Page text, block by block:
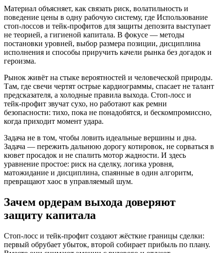
Материал объясняет, как связать риск, волатильность и
поведение цены в одну рабочую систему, где Использование
стоп-лоссов и тейк-профитов для защиты депозита выступает
не теорией, а гигиеной капитала. В фокусе — методы
постановки уровней, выбор размера позиции, дисциплина
исполнения и способы приручить качели рынка без догадок и
героизма.
Рынок живёт на стыке вероятностей и человеческой природы.
Там, где свечи чертят острые кардиограммы, спасает не талант
предсказателя, а холодные правила выхода. Стоп‑лосс и
тейк‑профит звучат сухо, но работают как ремни
безопасности: тихо, пока не понадобятся, и бескомпромиссно,
когда приходит момент удара.
Задача не в том, чтобы ловить идеальные вершины и дна.
Задача — пережить дальнюю дорогу котировок, не сорваться в
кювет просадок и не спалить мотор жадности. И здесь
уравнение простое: риск на сделку, логика уровня,
матожидание и дисциплина, спаянные в один алгоритм,
превращают хаос в управляемый шум.
Зачем ордерам выхода доверяют
защиту капитала
Стоп‑лосс и тейк‑профит создают жёсткие границы сделки:
первый обрубает убыток, второй собирает прибыль по плану.